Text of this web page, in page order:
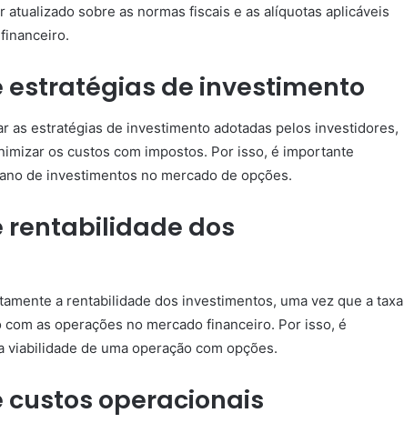
sobre as normas fiscais e as alíquotas aplicáveis
de investimento
as estratégias de investimento adotadas pelos investidores,
os custos com impostos. Por isso, é importante
de investimentos no mercado de opções.
rentabilidade dos
a rentabilidade dos investimentos, uma vez que a taxa
as operações no mercado financeiro. Por isso, é
viabilidade de uma operação com opções.
operacionais